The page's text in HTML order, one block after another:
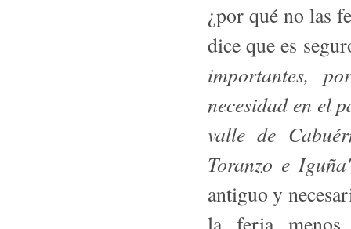
¿por qué no las
dice que es
importantes,
necesidad en el
valle de
Toranzo e
antiguo y
la feria menos